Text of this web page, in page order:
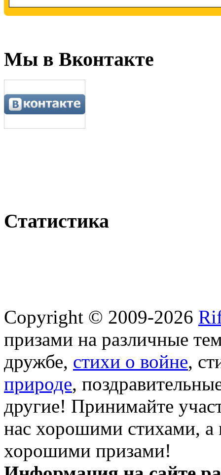
Мы в Вконтакте
Статистика
Copyright © 2009-2026
призами на различные
дружбе, стихи о войне,
природе,
другие! Принимайте
нас хорошими стихами, а
хорошими призами!